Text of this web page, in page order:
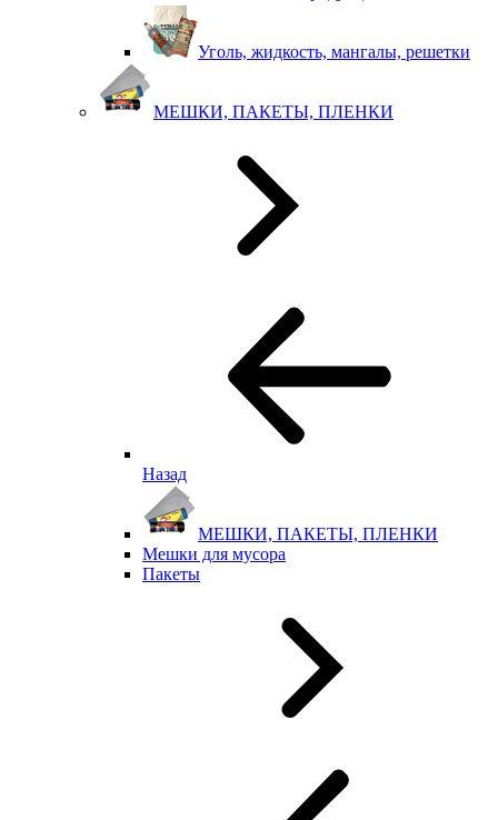
Уголь, жидкость, мангалы, решетки
МЕШКИ, ПАКЕТЫ, ПЛЕНКИ
Назад
МЕШКИ, ПАКЕТЫ, ПЛЕНКИ
Мешки для мусора
Пакеты